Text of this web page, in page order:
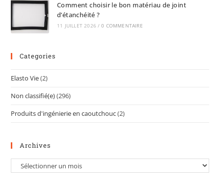
Comment choisir le bon matériau de joint
d’étanchéité ?
11 JUILLET 2026 / 0 COMMENTAIRE
Categories
Elasto Vie(2)
Non classifié(e)(296)
Produits d'ingénierie en caoutchouc(2)
Archives